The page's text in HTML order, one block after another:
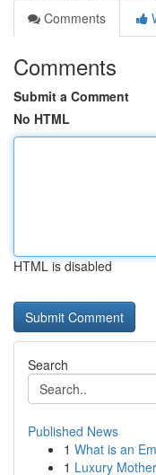
Comments
Comments
Submit a Comment
No HTML
HTML is disabled
Search
Published News
1 What is an
1 Luxury